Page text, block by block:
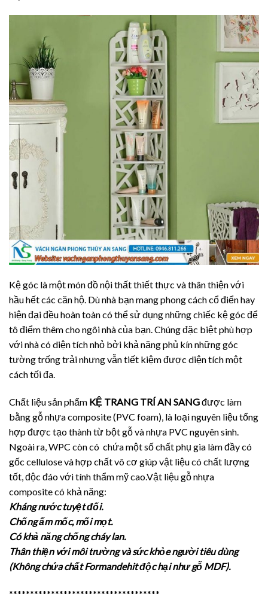
Kệ góc là một món đồ nội thất thiết thực và thân thiện với
hầu hết các căn hộ. Dù nhà bạn mang phong cách cổ điển hay
hiện đại đều hoàn toàn có thể sử dụng những chiếc kệ góc để
tô điểm thêm cho ngôi nhà của bạn. Chúng đặc biệt phù hợp
với nhà có diện tích nhỏ bởi khả năng phủ kín những góc
tường trống trải nhưng vẫn tiết kiệm được diện tích một
cách tối đa.
Chất liệu sản phẩm KỆ TRANG TRÍ AN SANGđược làm
bằng gỗ nhựa composite (PVC foam), là loại nguyên liệu tổng
hợp được tạo thành từ bột gỗ và nhựa PVC nguyên sinh.
Ngoài ra, WPC còn có chứa một số chất phụ gia làm đầy có
gốc cellulose và hợp chất vô cơ giúp vật liệu có chất lượng
tốt, độc đáo với tính thẩm mỹ cao.Vật liệu gỗ nhựa
composite có khả năng:
Kháng nước tuyệt đối.
Chống ẩm mốc, mối mọt.
Có khả năng chống cháy lan.
Thân thiện với môi trường và sức khỏe người tiêu dùng
(Không chứa chất Formandehit độc hại như gỗ MDF).
************************************